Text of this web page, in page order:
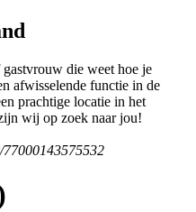
die weet hoe je
afwisselende functie in de
prachtige locatie in het
wij op zoek naar jou!